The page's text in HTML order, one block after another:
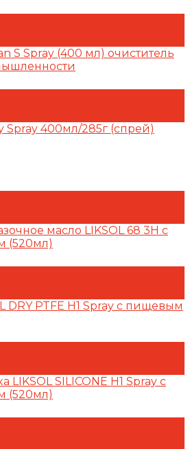
S Spray (400 мл) очиститель
Spray 400мл/285г (спрей)
масло LIKSOL 68 3H с
(520мл)
DRY PTFE H1 Spray с пищевым
LIKSOL SILICONE H1 Spray с
(520мл)